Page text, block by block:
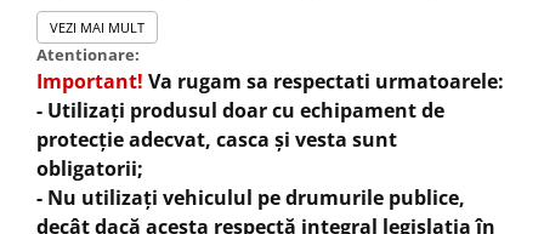
Sistem de iluminat
Treapta de marsarier
Greutate proprie7 Kg
Greutate total admisa25 Kg
Produs recomanda pentru copil 18-36 Luni
Dimensiunile produsul montat
Benficiati de GARANTIE24 Luni
VEZI MAI MULT
Atentionare:
Important! Va rugam sa respectati urmatoarele:
- Utilizați produsul doar cu echipament de
protecție adecvat, casca și vesta sunt
obligatorii;
- Nu utilizați vehiculul pe drumurile publice,
decât dacă acesta respectă integral legislația în